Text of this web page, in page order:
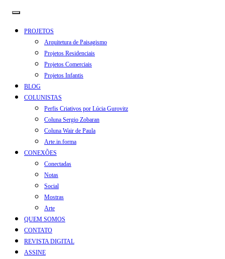
PROJETOS
Arquitetura de Paisagismo
Projetos Residenciais
Projetos Comerciais
Projetos Infantis
BLOG
COLUNISTAS
Perfis Criativos por Lúcia Gurovitz
Coluna Sergio Zobaran
Coluna Wair de Paula
Arte.in.forma
CONEXÕES
Conectadas
Notas
Social
Mostras
Arte
QUEM SOMOS
CONTATO
REVISTA DIGITAL
ASSINE